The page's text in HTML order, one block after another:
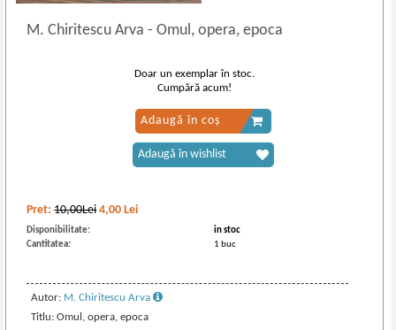
M. Chiritescu Arva- Omul, opera, epoca
Pret:10,00Lei 4,00 Lei
Disponibilitate:
in stoc
Cantitatea:
1 buc
Autor: M. Chiritescu Arva
Titlu: Omul, opera, epoca
Doar un exemplar în stoc.
Cumpără acum!
Adaugă în coș
Adaugă în wishlist